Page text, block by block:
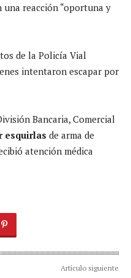
una reacción “oportuna y
de la Policía Vial
intentaron escapar por
Bancaria, Comercial
esquirlas de arma de
atención médica
Artículo siguiente